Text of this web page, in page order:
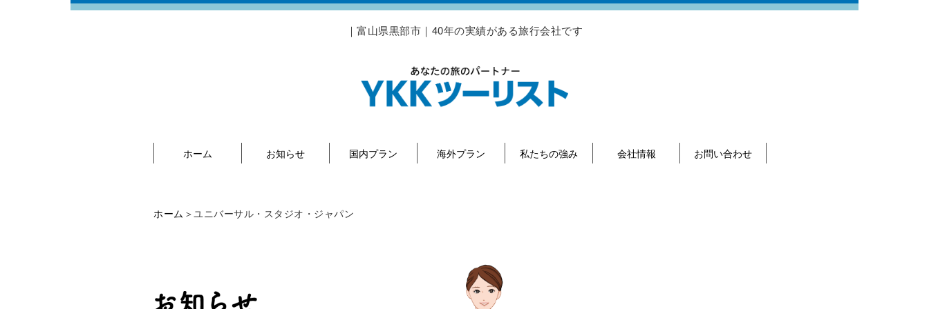
｜富山県黒部市｜40年の実績がある旅行会社です
ホーム お知らせ 国内プラン 海外プラン 私たちの強み 会社情報 お問い合わせ
ホーム ＞ユニバーサル・スタジオ・ジャパン